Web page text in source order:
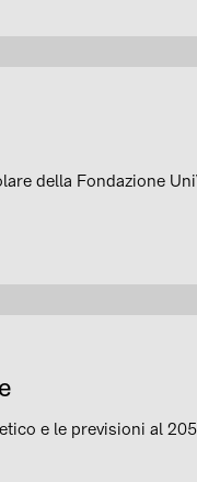
della Fondazione
e le previsioni al